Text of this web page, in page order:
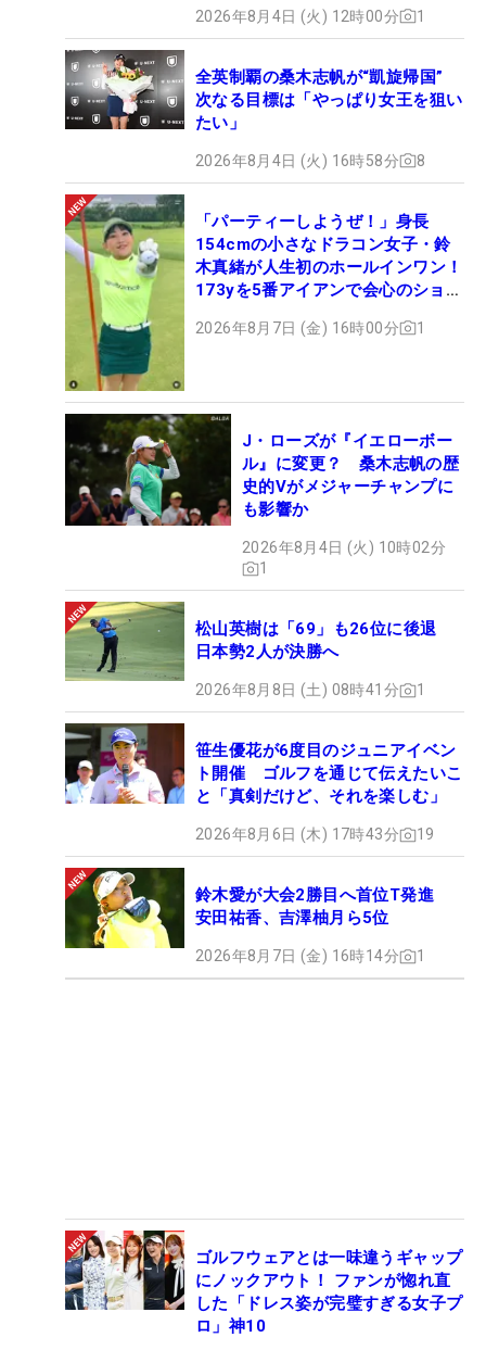
2026年8月4日 (火) 12時00分 1
全英制覇の桑木志帆が“凱旋帰国”
次なる目標は「やっぱり女王を狙い
たい」
2026年8月4日 (火) 16時58分 8
「パーティーしようぜ！」身長
154cmの小さなドラコン女子・鈴
木真緒が人生初のホールインワン！
173yを5番アイアンで会心のショッ
2026年8月7日 (金) 16時00分 1
J・ローズが『イエローボー
ル』に変更？ 桑木志帆の歴
史的Vがメジャーチャンプに
も影響か
2026年8月4日 (火) 10時02分
1
松山英樹は「69」も26位に後退
日本勢2人が決勝へ
2026年8月8日 (土) 08時41分 1
笹生優花が6度目のジュニアイベン
ト開催 ゴルフを通じて伝えたいこ
と「真剣だけど、それを楽しむ」
2026年8月6日 (木) 17時43分 19
鈴木愛が大会2勝目へ首位T発進
安田祐香、吉澤柚月ら5位
2026年8月7日 (金) 16時14分 1
ゴルフウェアとは一味違うギャップ
にノックアウト！ ファンが惚れ直
した「ドレス姿が完璧すぎる女子プ
ロ」神10